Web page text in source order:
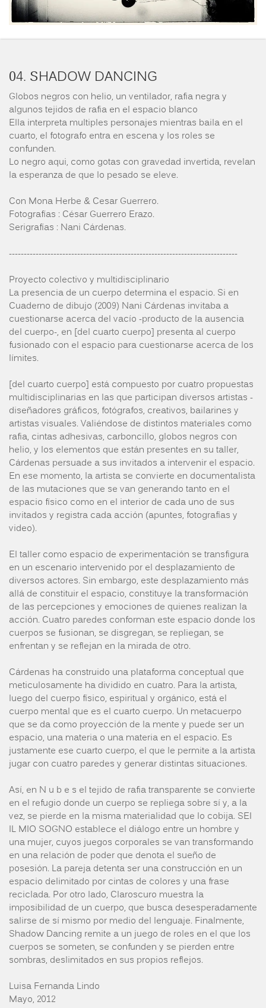
04. SHADOW DANCING
Globos negros con helio, un ventilador, rafia negra y
algunos tejidos de rafia en el espacio blanco
Ella interpreta multiples personajes mientras baila en el
cuarto, el fotografo entra en escena y los roles se
confunden.
Lo negro aqui, como gotas con gravedad invertida, revelan
la esperanza de que lo pesado se eleve.
Con Mona Herbe & Cesar Guerrero.
Fotografías : César Guerrero Erazo.
Serigrafías : Nani Cárdenas.
-----------------------------------------------------------------------------
Proyecto colectivo y multidisciplinario
La presencia de un cuerpo determina el espacio. Si en
Cuaderno de dibujo (2009) Nani Cárdenas invitaba a
cuestionarse acerca del vacío -producto de la ausencia
del cuerpo-, en [del cuarto cuerpo] presenta al cuerpo
fusionado con el espacio para cuestionarse acerca de los
límites.
[del cuarto cuerpo] está compuesto por cuatro propuestas
multidisciplinarias en las que participan diversos artistas -
diseñadores gráficos, fotógrafos, creativos, bailarines y
artistas visuales. Valiéndose de distintos materiales como
rafia, cintas adhesivas, carboncillo, globos negros con
helio, y los elementos que están presentes en su taller,
Cárdenas persuade a sus invitados a intervenir el espacio.
En ese momento, la artista se convierte en documentalista
de las mutaciones que se van generando tanto en el
espacio físico como en el interior de cada uno de sus
invitados y registra cada acción (apuntes, fotografías y
video).
El taller como espacio de experimentación se transfigura
en un escenario intervenido por el desplazamiento de
diversos actores. Sin embargo, este desplazamiento más
allá de constituir el espacio, constituye la transformación
de las percepciones y emociones de quienes realizan la
acción. Cuatro paredes conforman este espacio donde los
cuerpos se fusionan, se disgregan, se repliegan, se
enfrentan y se reflejan en la mirada de otro.
Cárdenas ha construido una plataforma conceptual que
meticulosamente ha dividido en cuatro. Para la artista,
luego del cuerpo físico, espiritual y orgánico, está el
cuerpo mental que es el cuarto cuerpo. Un metacuerpo
que se da como proyección de la mente y puede ser un
espacio, una materia o una materia en el espacio. Es
justamente ese cuarto cuerpo, el que le permite a la artista
jugar con cuatro paredes y generar distintas situaciones.
Así, en N u b e s el tejido de rafia transparente se convierte
en el refugio donde un cuerpo se repliega sobre sí y, a la
vez, se pierde en la misma materialidad que lo cobija. SEI
IL MIO SOGNO establece el diálogo entre un hombre y
una mujer, cuyos juegos corporales se van transformando
en una relación de poder que denota el sueño de
posesión. La pareja detenta ser una construcción en un
espacio delimitado por cintas de colores y una frase
reciclada. Por otro lado, Claroscuro muestra la
imposibilidad de un cuerpo, que busca desesperadamente
salirse de sí mismo por medio del lenguaje. Finalmente,
Shadow Dancing remite a un juego de roles en el que los
cuerpos se someten, se confunden y se pierden entre
sombras, deslimitados en sus propios reflejos.
Luisa Fernanda Lindo
Mayo, 2012